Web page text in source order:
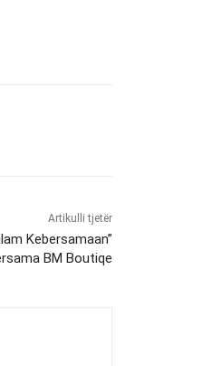
Artikulli tjetër
Kebersamaan”
BM Boutiqe